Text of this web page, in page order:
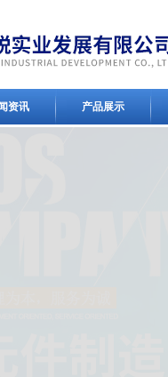
资讯 产品展示